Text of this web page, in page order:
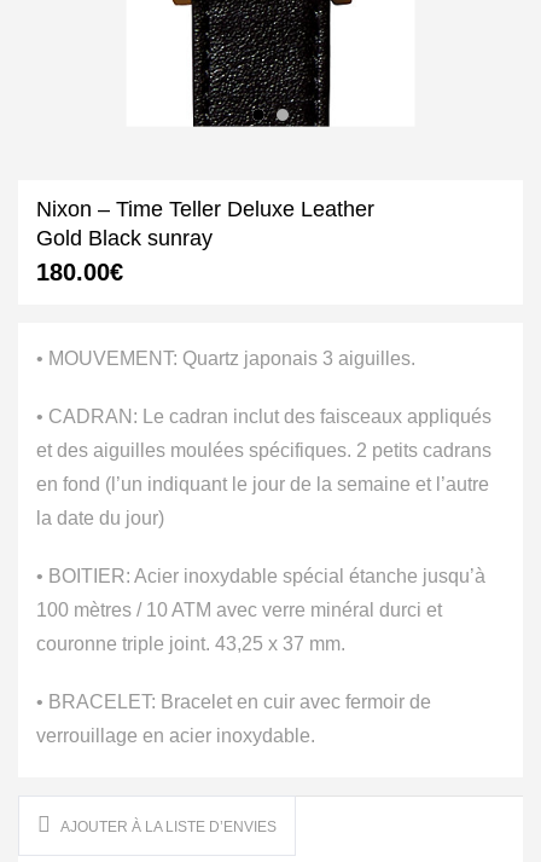
Nixon – Time Teller Deluxe Leather
Gold Black sunray
180.00€
• MOUVEMENT: Quartz japonais 3 aiguilles.
• CADRAN: Le cadran inclut des faisceaux appliqués
et des aiguilles moulées spécifiques. 2 petits cadrans
en fond (l’un indiquant le jour de la semaine et l’autre
la date du jour)
• BOITIER: Acier inoxydable spécial étanche jusqu’à
100 mètres / 10 ATM avec verre minéral durci et
couronne triple joint. 43,25 x 37 mm.
• BRACELET: Bracelet en cuir avec fermoir de
verrouillage en acier inoxydable.
AJOUTER À LA LISTE D’ENVIES